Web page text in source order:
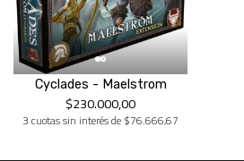
Cyclades - Maelstrom
$230.000,00
3 cuotas sin interés de $76.666,67